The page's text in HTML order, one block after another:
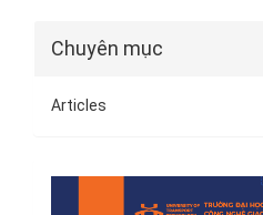
Chuyên mục
Articles
Bìa